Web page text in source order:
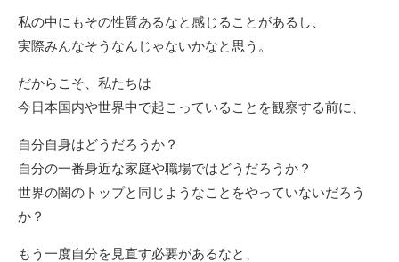
私の中にもその性質あるなと感じることがあるし、
実際みんなそうなんじゃないかなと思う。
だからこそ、私たちは
今日本国内や世界中で起こっていることを観察する前に、
自分自身はどうだろうか？
自分の一番身近な家庭や職場ではどうだろうか？
世界の闇のトップと同じようなことをやっていないだろう
か？
もう一度自分を見直す必要があるなと、